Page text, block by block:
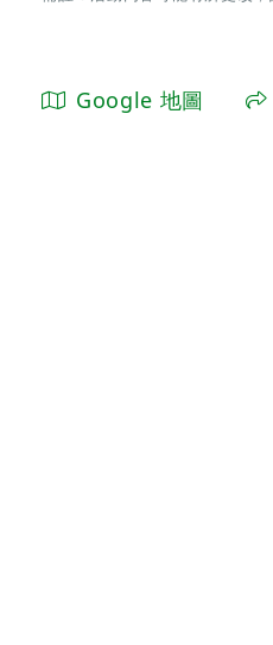
Google 地圖